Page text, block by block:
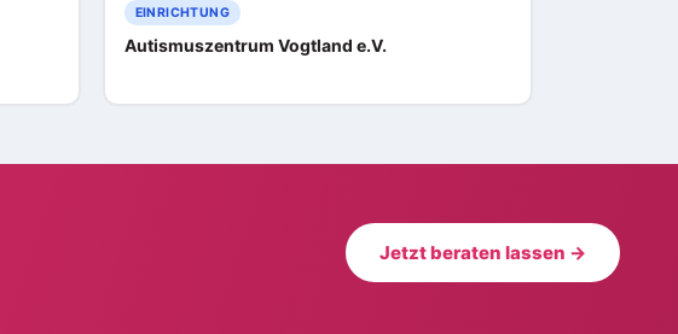
EINRICHTUNG
Autismuszentrum Vogtland e.V.
Jetzt beraten lassen →